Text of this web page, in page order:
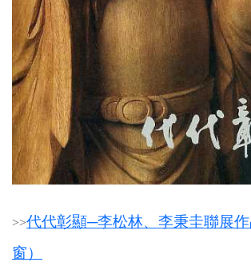
>>代代彰顯─李松林、李秉圭聯展
窗）